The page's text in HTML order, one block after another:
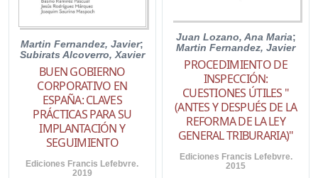
Martin Fernandez, Javier;
Subirats Alcoverro, Xavier
BUEN GOBIERNO
CORPORATIVO EN
ESPAÑA: CLAVES
PRÁCTICAS PARA SU
IMPLANTACIÓN Y
SEGUIMIENTO
Ediciones Francis Lefebvre.
2019
Juan Lozano, Ana Maria;
Martin Fernandez, Javier
PROCEDIMIENTO DE
INSPECCIÓN:
CUESTIONES ÚTILES "
(ANTES Y DESPUÉS DE LA
REFORMA DE LA LEY
GENERAL TRIBURARIA)"
Ediciones Francis Lefebvre.
2015